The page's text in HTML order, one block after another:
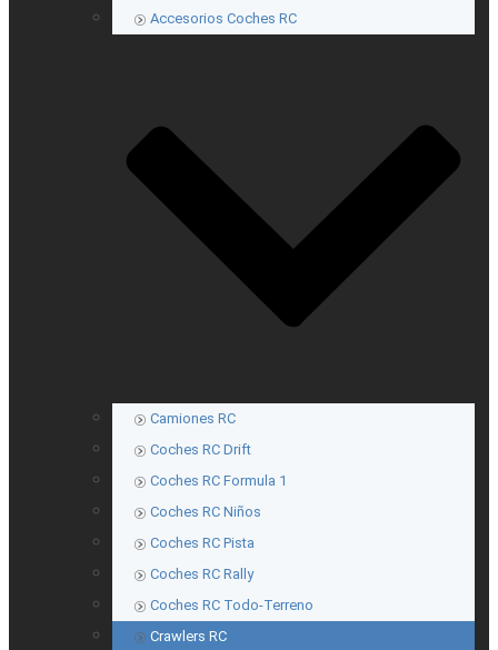
Accesorios Coches RC
Camiones RC
Coches RC Drift
Coches RC Formula 1
Coches RC Niños
Coches RC Pista
Coches RC Rally
Coches RC Todo-Terreno
Crawlers RC